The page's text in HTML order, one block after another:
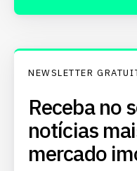
NEWSLETTER
Receba no
notícias
mercado